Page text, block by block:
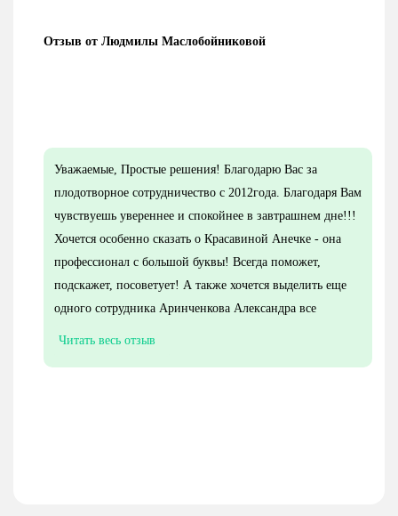
Отзыв от Людмилы Маслобойниковой
Уважаемые, Простые решения! Благодарю Вас за
плодотворное сотрудничество с 2012года. Благодаря Вам
чувствуешь увереннее и спокойнее в завтрашнем дне!!!
Хочется особенно сказать о Красавиной Анечке - она
профессионал с большой буквы! Всегда поможет,
подскажет, посоветует! А также хочется выделить еще
одного сотрудника Аринченкова Александра все
Читать весь отзыв